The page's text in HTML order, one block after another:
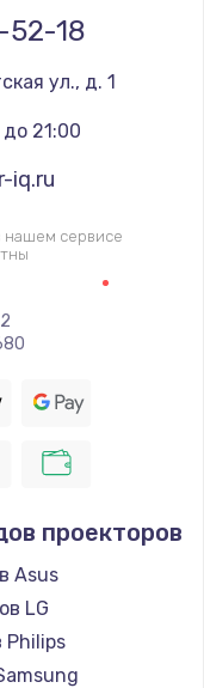
52-18
ул., д. 1
21:00
iq.ru
нашем сервисе
проекторов
Asus
LG
Philips